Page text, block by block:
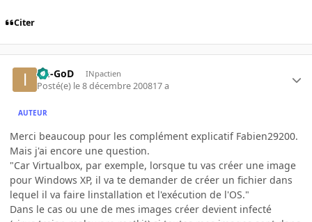
Citer
Im-GoD INpactien
Posté(e) le 8 décembre 200817 a
AUTEUR
Merci beaucoup pour les complément explicatif Fabien29200.
Mais j'ai encore une question.
"Car Virtualbox, par exemple, lorsque tu vas créer une image
pour Windows XP, il va te demander de créer un fichier dans
lequel il va faire linstallation et l'exécution de l'OS."
Dans le cas ou une de mes images créer devient infecté